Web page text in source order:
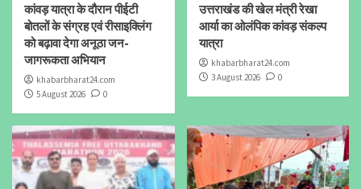
कांवड़ यात्रा के दौरान पीईटी
बोतलों के संग्रह एवं रीसाइक्लिंग
को बढ़ावा देगा अनूठा जन-
जागरूकता अभियान
khabarbharat24.com
5 August 2026
0
उत्तराखंड की खेल मंत्री रेखा
आर्या का ओलंपिक कांवड़ संकल्प
यात्रा
khabarbharat24.com
3 August 2026
0